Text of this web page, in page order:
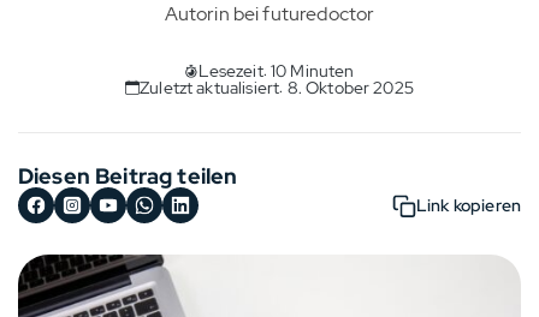
Autorin bei futuredoctor
Lesezeit: 10 Minuten
Zuletzt aktualisiert: 8. Oktober 2025
Diesen Beitrag teilen
Link kopieren